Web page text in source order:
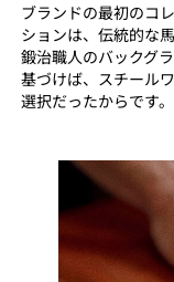
ブランドの最初のコ
ションは、伝統的な
鍛治職人のバックグ
基づけば、スチール
選択だったからです。
立体的な表面と
切り出す専用の